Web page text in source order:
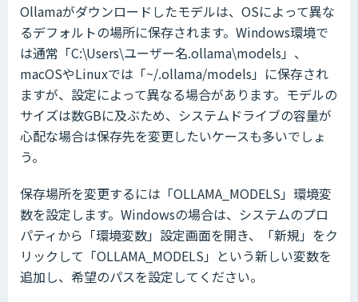
Ollamaがダウンロードしたモデルは、OSによって異な
るデフォルトの場所に保存されます。Windows環境で
は通常「C:\Users\ユーザー名.ollama\models」、
macOSやLinuxでは「~/.ollama/models」に保存され
ますが、設定によって異なる場合があります。モデルの
サイズは数GBに及ぶため、システムドライブの容量が
心配な場合は保存先を変更したいケースも多いでしょ
う。
保存場所を変更するには「OLLAMA_MODELS」環境変
数を設定します。Windowsの場合は、システムのプロ
パティから「環境変数」設定画面を開き、「新規」をク
リックして「OLLAMA_MODELS」という新しい変数を
追加し、希望のパスを設定してください。